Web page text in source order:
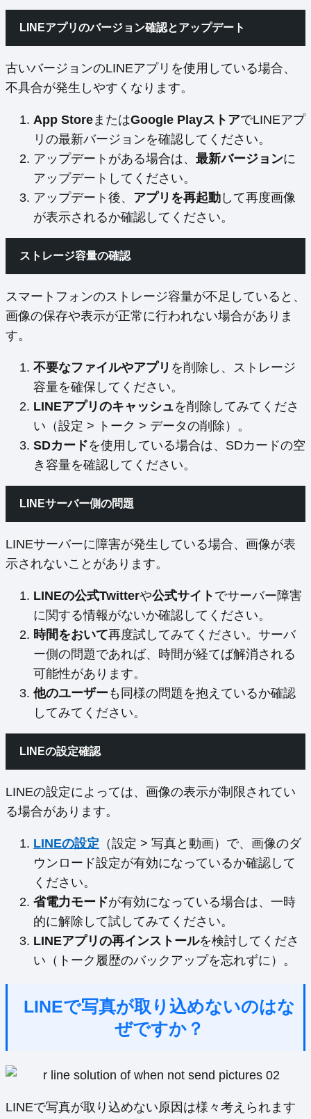
LINEアプリのバージョン確認とアップデート
古いバージョンのLINEアプリを使用している場合、
不具合が発生しやすくなります。
App Store またはGoogle PlayストアでLINEアプ
リの最新バージョンを確認してください。
アップデートがある場合は、 最新バージョンに
アップデートしてください。
アップデート後、 アプリを再起動 して再度画像
が表示されるか確認してください。
ストレージ容量の確認
スマートフォンのストレージ容量が不足していると、
画像の保存や表示が正常に行われない場合がありま
す。
不要なファイルやアプリ を削除し、ストレージ
容量を確保してください。
LINEアプリのキャッシュ を削除してみてくださ
い（設定 > トーク > データの削除）。
SDカードを使用している場合は、SDカードの空
き容量を確認してください。
LINEサーバー側の問題
LINEサーバーに障害が発生している場合、画像が表
示されないことがあります。
LINEの公式Twitterや公式サイト でサーバー障害
に関する情報がないか確認してください。
時間をおいて再度試してみてください。サーバ
ー側の問題であれば、時間が経てば解消される
可能性があります。
他のユーザーも同様の問題を抱えているか確認
してみてください。
LINEの設定確認
LINEの設定によっては、画像の表示が制限されてい
る場合があります。
LINEの設定 （設定 > 写真と動画）で、画像のダ
ウンロード設定が有効になっているか確認して
ください。
省電力モードが有効になっている場合は、一時
的に解除して試してみてください。
LINEアプリの再インストールを検討してくださ
い（トーク履歴のバックアップを忘れずに）。
LINEで写真が取り込めないのはな
ぜですか？
LINEで写真が取り込めない原因は様々考えられます